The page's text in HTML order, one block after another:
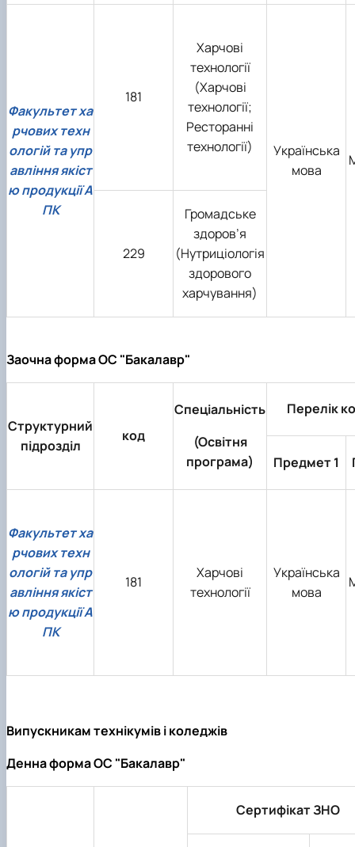
Факультет ха
рчових техн
ологій та упр
авління якіст
ю продукції А
ПК
181
Харчові
технології
(Харчові
технології;
Ресторанні
технології)
Українська
мова
229
Громадське
здоров’я
(Нутриціологія
здорового
харчування)
Заочна форма ОС "Бакалавр"
Структурний
підрозділ
код
Спеціальність
(Освітня
програма)
Перелік
Предмет 1
Факультет ха
рчових техн
ологій та упр
авління якіст
ю продукції А
ПК
181
Харчові
технології
Українська
мова
Випускникам технікумів і коледжів
Денна форма ОС "Бакалавр"
Сертифікат ЗНО